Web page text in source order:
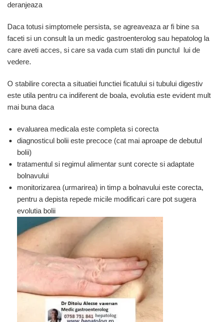
deranjeaza
Daca totusi simptomele persista, se agreaveaza ar fi bine sa
faceti si un consult la un medic gastroenterolog sau hepatolog la
care aveti acces, si care sa vada cum stati din punctul lui de
vedere.
O stabilire corecta a situatiei functiei ficatului si tubului digestiv
este utila pentru ca indiferent de boala, evolutia este evident mult
mai buna daca
evaluarea medicala este completa si corecta
diagnosticul bolii este precoce (cat mai aproape de debutul
bolii)
tratamentul si regimul alimentar sunt corecte si adaptate
bolnavului
monitorizarea (urmarirea) in timp a bolnavului este corecta,
pentru a depista repede micile modificari care pot sugera
evolutia bolii